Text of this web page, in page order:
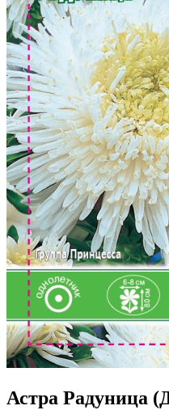
Астра Радуница